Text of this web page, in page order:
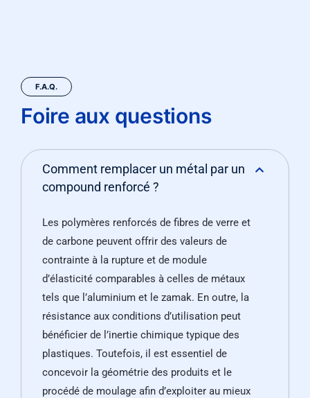
F.A.Q.
Foire aux questions
Comment remplacer un métal par un
compound renforcé ?
Les polymères renforcés de fibres de verre et
de carbone peuvent offrir des valeurs de
contrainte à la rupture et de module
d’élasticité comparables à celles de métaux
tels que l’aluminium et le zamak. En outre, la
résistance aux conditions d’utilisation peut
bénéficier de l’inertie chimique typique des
plastiques. Toutefois, il est essentiel de
concevoir la géométrie des produits et le
procédé de moulage afin d’exploiter au mieux